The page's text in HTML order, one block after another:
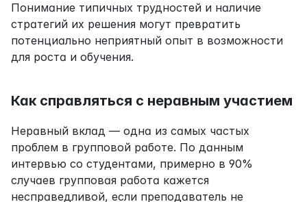
Понимание типичных трудностей и наличие
стратегий их решения могут превратить
потенциально неприятный опыт в возможности
для роста и обучения.
Как справляться с неравным участием
Неравный вклад — одна из самых частых
проблем в групповой работе. По данным
интервью со студентами, примерно в 90%
случаев групповая работа кажется
несправедливой, если преподаватель не